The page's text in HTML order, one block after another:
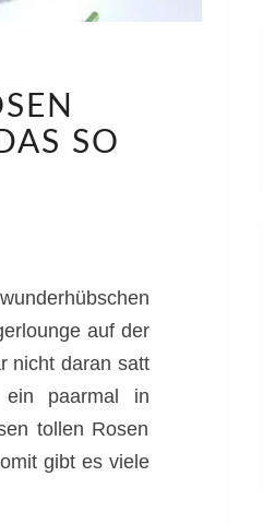
SO
auf der
nicht daran satt
paarmal in
tollen Rosen
gibt es viele